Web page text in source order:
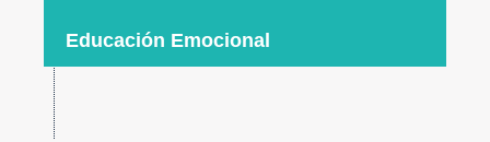
Educación Emocional